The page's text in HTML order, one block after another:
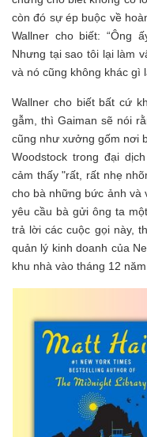
còn đó sự ép buộc về
Wallner cho biết: “Ông
Nhưng tại sao tôi lại làm
và nó cũng không khác gì
Wallner cho biết bất cứ
gẫm, thì Gaiman sẽ nói
cũng như xưởng gốm nơi
Woodstock trong đại
cảm thấy "rất, rất nhẹ
cho bà những bức ảnh và
yêu cầu bà gửi ông ta
trả lời các cuộc gọi này,
quản lý kinh doanh của
khu nhà vào tháng 12